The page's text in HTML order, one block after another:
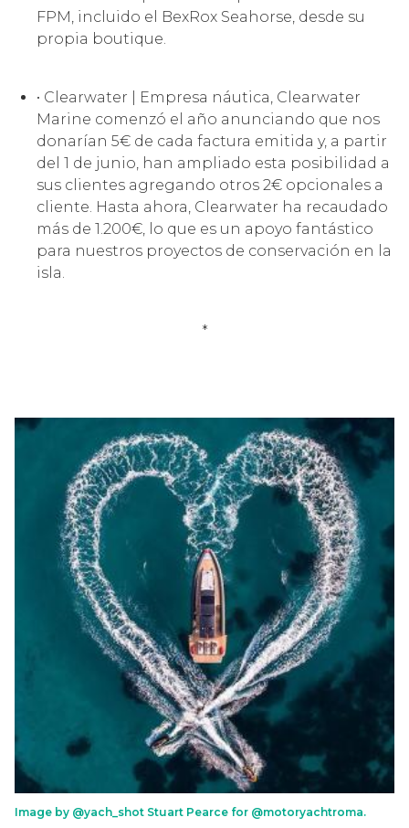
FPM, incluido el BexRox Seahorse, desde su
propia boutique.
• Clearwater | Empresa náutica, Clearwater
Marine comenzó el año anunciando que nos
donarían 5€ de cada factura emitida y, a partir
del 1 de junio, han ampliado esta posibilidad a
sus clientes agregando otros 2€ opcionales a
cliente. Hasta ahora, Clearwater ha recaudado
más de 1.200€, lo que es un apoyo fantástico
para nuestros proyectos de conservación en la
isla.
*
Image by @yach_shot Stuart Pearce for @motoryachtroma.